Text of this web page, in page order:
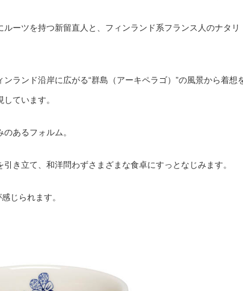
ーツを持つ新留直人と、フィンランド系フランス人のナタリ
ランド沿岸に広がる“群島（アーキペラゴ）”の風景から着想
ています。
あるフォルム。
き立て、和洋問わずさまざまな食卓にすっとなじみます。
じられます。